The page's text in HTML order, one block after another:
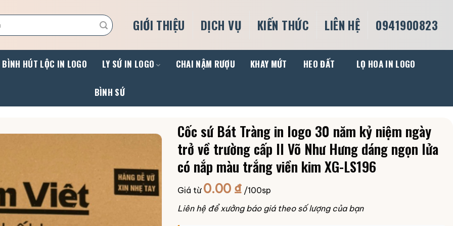
GIỚI THIỆU DỊCH VỤ KIẾN THỨC LIÊN HỆ 0941900823
BÌNH HÚT LỘC IN LOGO LY SỨ IN LOGO CHAI NẬM RƯỢU KHAY MỨT HEO ĐẤT LỌ HOA IN LOGO
BÌNH SỨ
Cốc sứ Bát Tràng in logo 30 năm kỷ niệm ngày
trở về trường cấp II Võ Như Hưng dáng ngọn lửa
có nắp màu trắng viền kim XG-LS196
Giá từ 0.00 ₫ /100sp
Liên hệ để xưởng báo giá theo số lượng của bạn